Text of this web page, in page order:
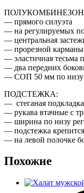
— прямого силуэта
— на регулируемых
— центральная
— прорезной карманы
— эластичная тесьма
— два передних
— СОП 50 мм по низу
ПОДСТЕЖКА:
— стеганая
— рукава втачные с
— ширина по низу
— подстежка
— на левой полочке
Похожие